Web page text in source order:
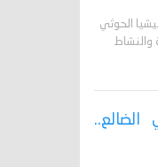
الحوثي
والنشاط